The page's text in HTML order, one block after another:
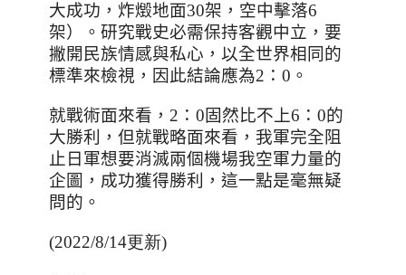
大成功，炸燬地面30架，空中擊落6
架）。研究戰史必需保持客觀中立，要
撇開民族情感與私心，以全世界相同的
標準來檢視，因此結論應為2 ： 0 。
就戰術面來看，2：0固然比不上6：0的
大勝利，但就戰略面來看，我軍完全阻
止日軍想要消滅兩個機場我空軍力量的
企圖，成功獲得勝利，這一點是毫無疑
問的。
(2022/8/14更新)